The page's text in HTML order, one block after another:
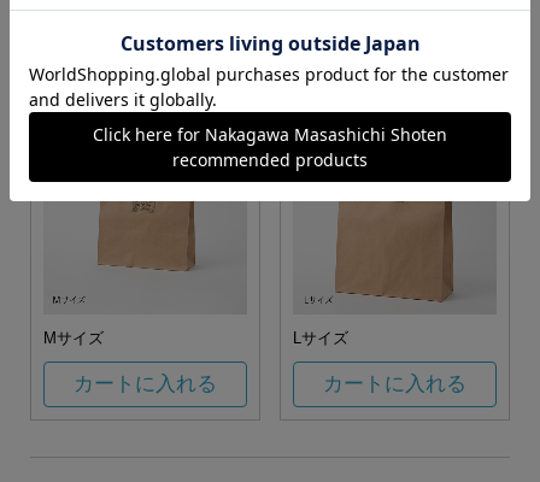
カートに入れる カートに入れる
Mサイズ
カートに入れる
Lサイズ
カートに入れる